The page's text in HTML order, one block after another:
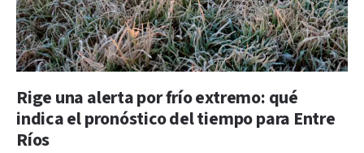
Rige una alerta por frío extremo: qué
indica el pronóstico del tiempo para Entre
Ríos